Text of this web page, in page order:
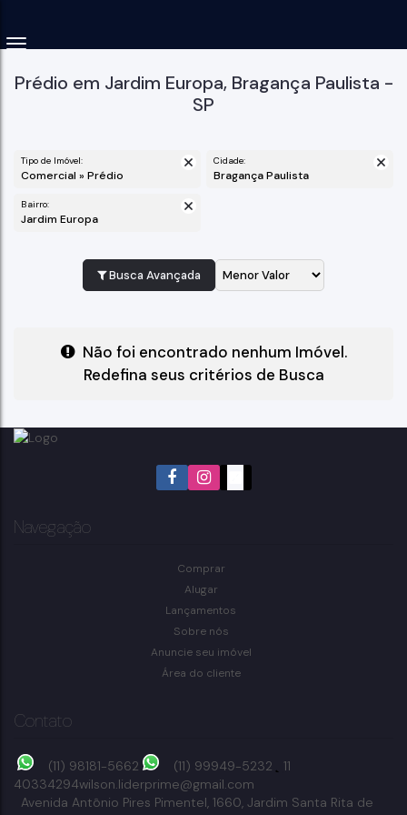
Prédio em Jardim Europa, Bragança Paulista -
SP
Tipo de Imóvel:
Comercial » Prédio
Cidade:
Bragança Paulista
Bairro:
Jardim Europa
Busca Avançada
Não foi encontrado nenhum Imóvel.
Redefina seus critérios de Busca
Navegação
Comprar
Alugar
Lançamentos
Sobre nós
Anuncie seu imóvel
Área do cliente
Contato
(11) 98181-5662 (11) 99949-5232
11
40334294wilson.liderprime@gmail.com
Avenida Antônio Pires Pimentel, 1660, Jardim Santa Rita de